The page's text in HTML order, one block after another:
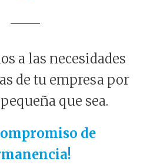
a las necesidades
de tu empresa por
que sea.
de